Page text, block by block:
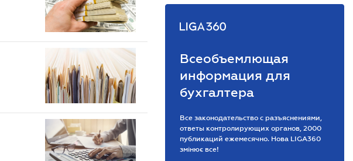
Всеобъемлющая
информация для
бухгалтера
Все законодательство с разъяснениями,
ответы контролирующих органов, 2000
публикаций ежемесячно. Нова LIGA360
змінює все!